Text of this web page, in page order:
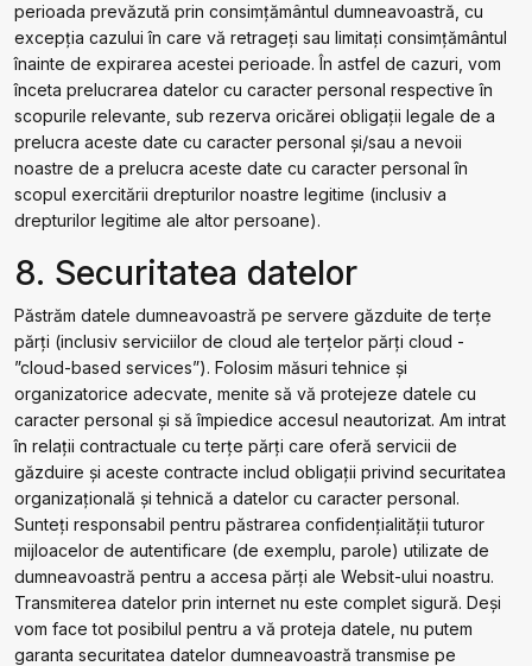
perioada prevăzută prin consimțământul dumneavoastră, cu
excepția cazului în care vă retrageți sau limitați consimțământul
înainte de expirarea acestei perioade. În astfel de cazuri, vom
înceta prelucrarea datelor cu caracter personal respective în
scopurile relevante, sub rezerva oricărei obligații legale de a
prelucra aceste date cu caracter personal și/sau a nevoii
noastre de a prelucra aceste date cu caracter personal în
scopul exercitării drepturilor noastre legitime (inclusiv a
drepturilor legitime ale altor persoane).
8. Securitatea datelor
Păstrăm datele dumneavoastră pe servere găzduite de terțe
părți (inclusiv serviciilor de cloud ale terţelor părţi cloud -
”cloud-based services”). Folosim măsuri tehnice și
organizatorice adecvate, menite să vă protejeze datele cu
caracter personal și să împiedice accesul neautorizat. Am intrat
în relații contractuale cu terţe părţi care oferă servicii de
găzduire și aceste contracte includ obligații privind securitatea
organizațională și tehnică a datelor cu caracter personal.
Sunteți responsabil pentru păstrarea confidențialității tuturor
mijloacelor de autentificare (de exemplu, parole) utilizate de
dumneavoastră pentru a accesa părți ale Websit-ului noastru.
Transmiterea datelor prin internet nu este complet sigură. Deși
vom face tot posibilul pentru a vă proteja datele, nu putem
garanta securitatea datelor dumneavoastră transmise pe